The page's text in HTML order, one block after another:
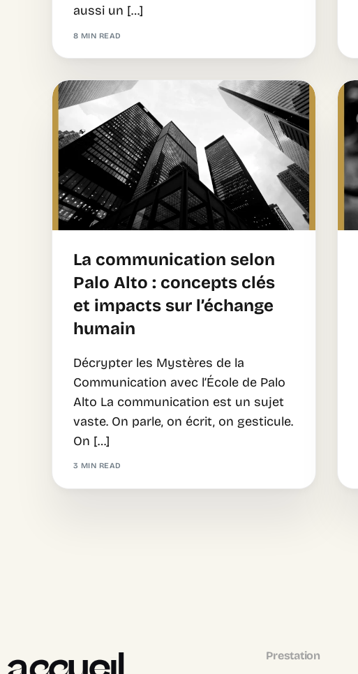
aussi un […]
8 MIN READ
La communication selon
Palo Alto : concepts clés
et impacts sur l’échange
humain
Décrypter les Mystères de la
Communication avec l’École de Palo
Alto La communication est un sujet
vaste. On parle, on écrit, on gesticule.
On […]
3 MIN READ
Prestation